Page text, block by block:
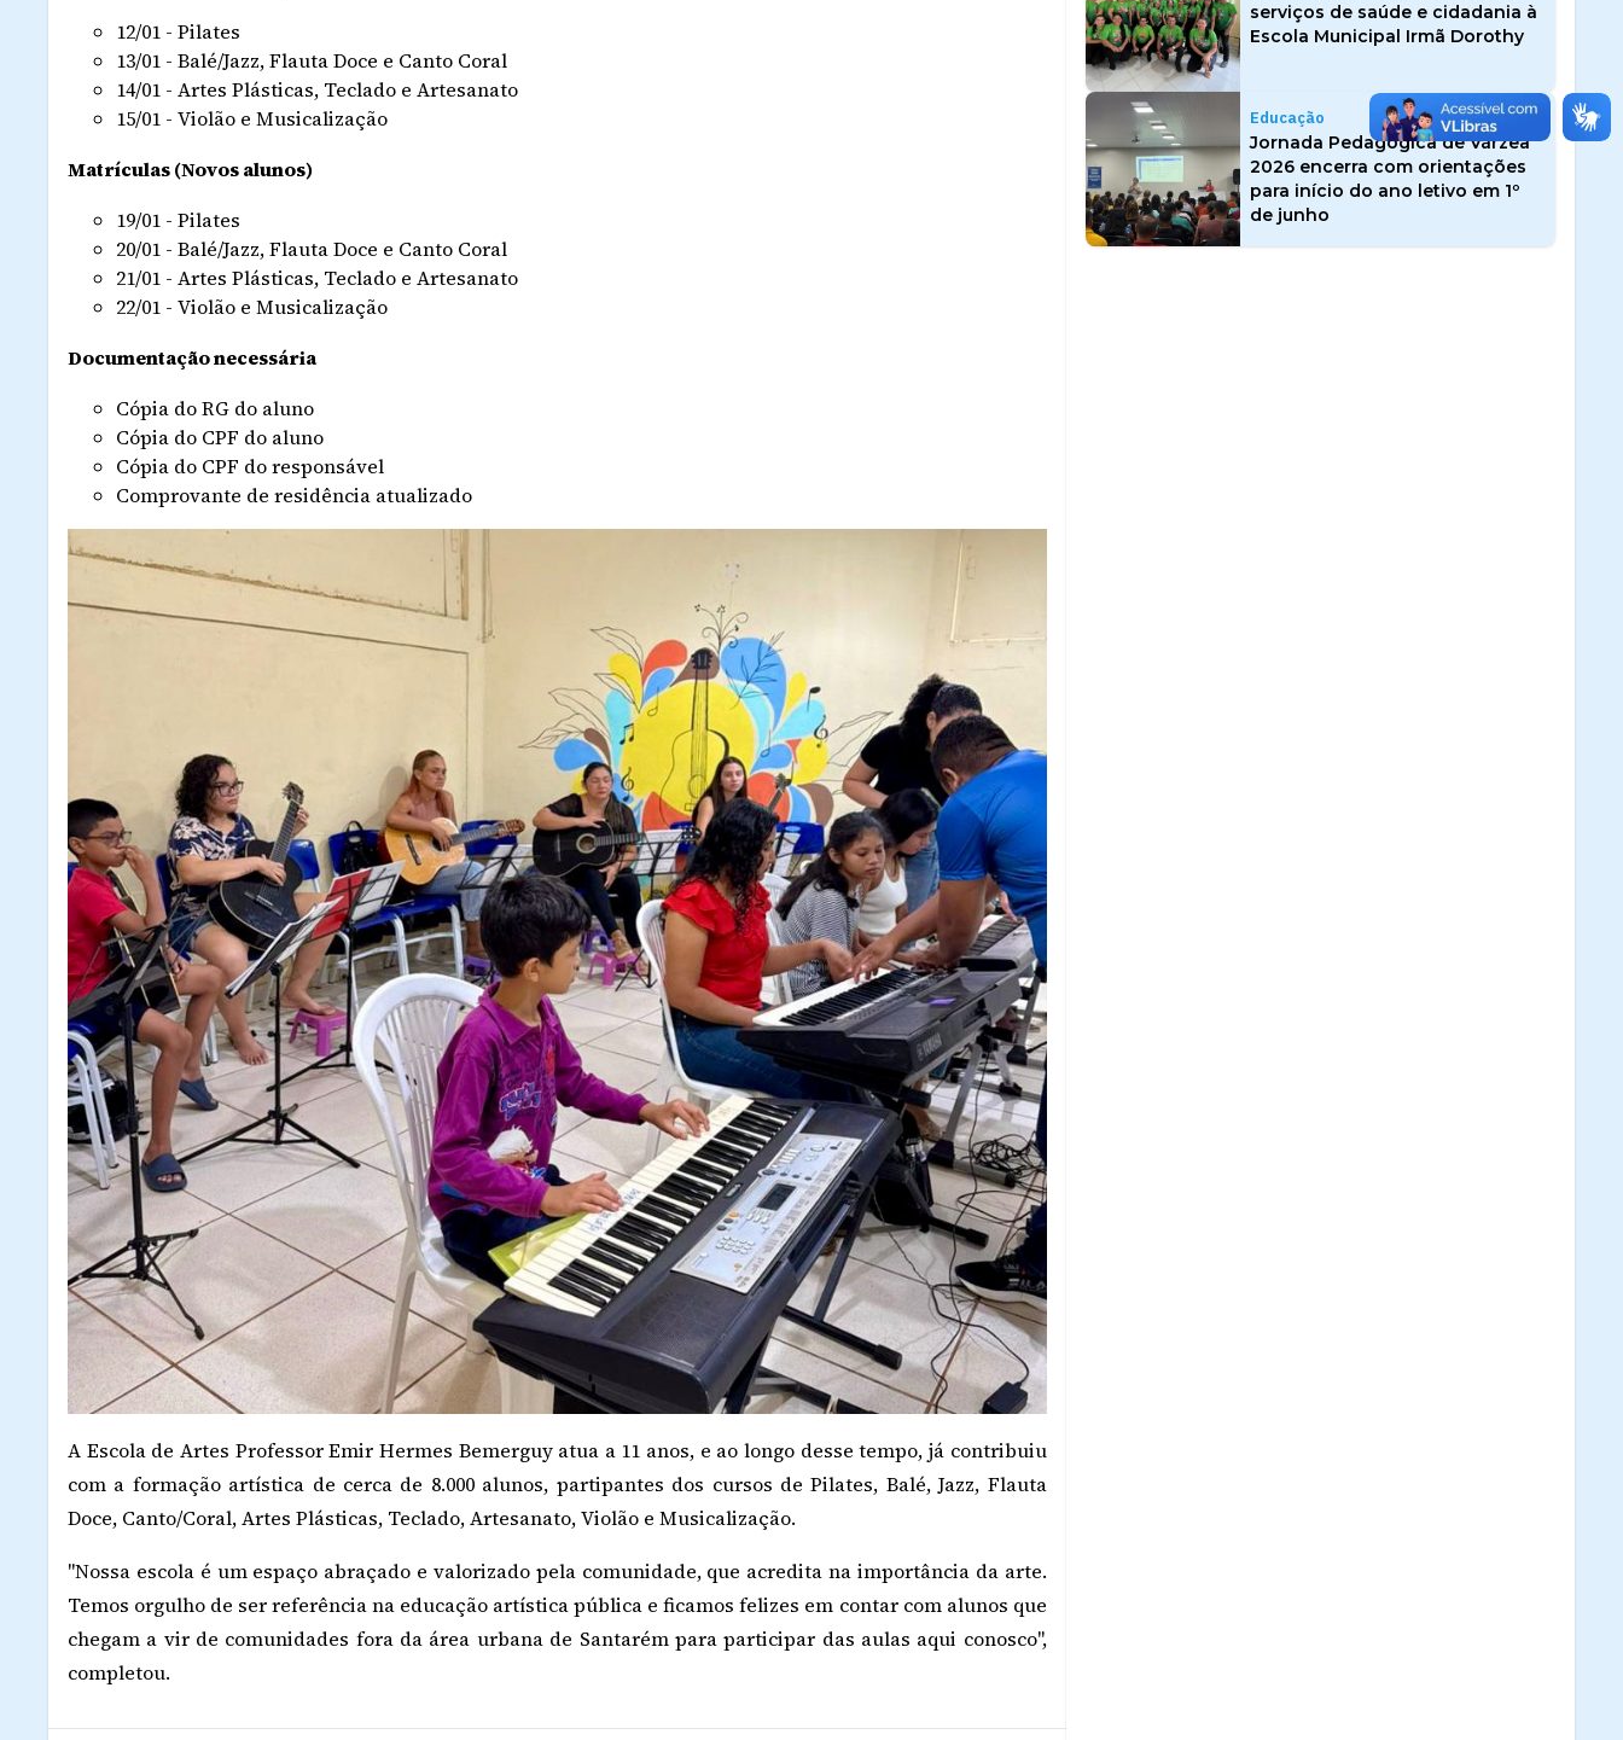
12/01 - Pilates
13/01 - Balé/Jazz, Flauta Doce e Canto Coral
14/01 - Artes Plásticas, Teclado e Artesanato
15/01 - Violão e Musicalização
Matrículas (Novos alunos)
19/01 - Pilates
20/01 - Balé/Jazz, Flauta Doce e Canto Coral
21/01 - Artes Plásticas, Teclado e Artesanato
22/01 - Violão e Musicalização
Documentação necessária
Cópia do RG do aluno
Cópia do CPF do aluno
Cópia do CPF do responsável
Comprovante de residência atualizado
A Escola de Artes Professor Emir Hermes Bemerguy atua a 11 anos, e ao longo desse tempo, já contribuiu
com a formação artística de cerca de 8.000 alunos, partipantes dos cursos de Pilates, Balé, Jazz, Flauta
Doce, Canto/Coral, Artes Plásticas, Teclado, Artesanato, Violão e Musicalização.
"Nossa escola é um espaço abraçado e valorizado pela comunidade, que acredita na importância da arte.
Temos orgulho de ser referência na educação artística pública e ficamos felizes em contar com alunos que
chegam a vir de comunidades fora da área urbana de Santarém para participar das aulas aqui conosco",
completou.
serviços de saúde e cidadania à
Escola Municipal Irmã Dorothy
Educação
Jornada Pedagógica de Várzea
2026 encerra com orientações
para início do ano letivo em 1º
de junho